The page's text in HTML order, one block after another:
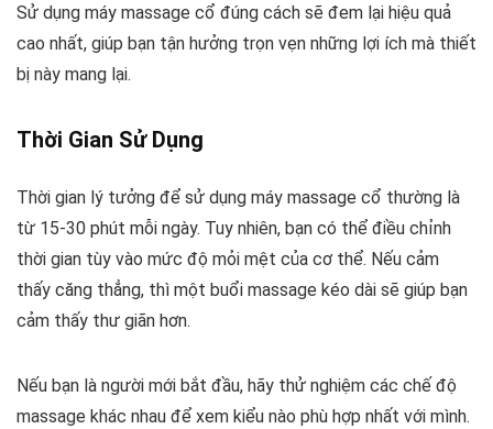
Sử dụng máy massage cổ đúng cách sẽ đem lại hiệu quả
cao nhất, giúp bạn tận hưởng trọn vẹn những lợi ích mà thiết
bị này mang lại.
Thời Gian Sử Dụng
Thời gian lý tưởng để sử dụng máy massage cổ thường là
từ 15-30 phút mỗi ngày. Tuy nhiên, bạn có thể điều chỉnh
thời gian tùy vào mức độ mỏi mệt của cơ thể. Nếu cảm
thấy căng thẳng, thì một buổi massage kéo dài sẽ giúp bạn
cảm thấy thư giãn hơn.
Nếu bạn là người mới bắt đầu, hãy thử nghiệm các chế độ
massage khác nhau để xem kiểu nào phù hợp nhất với mình.